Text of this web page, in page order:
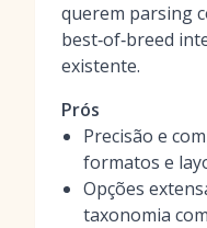
querem parsing
best‑of‑breed
existente.
Prós
Precisão e
formatos e
Opções
taxonomia